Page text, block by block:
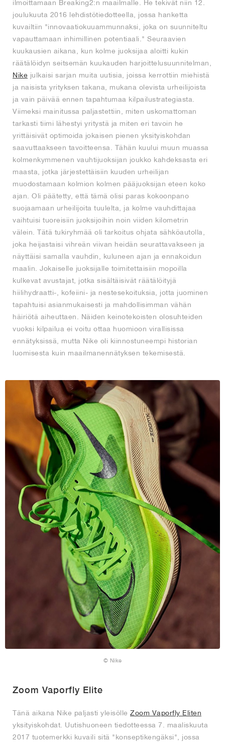
ilmoittamaan Breaking2:n maailmalle. He tekivät niin 12.
joulukuuta 2016 lehdistötiedotteella, jossa hanketta
kuvailtiin "innovaatiokuuammunnaksi, joka on suunniteltu
vapauttamaan inhimillinen potentiaali." Seuraavien
kuukausien aikana, kun kolme juoksijaa aloitti kukin
räätälöidyn seitsemän kuukauden harjoittelusuunnitelman,
Nike julkaisi sarjan muita uutisia, joissa kerrottiin miehistä
ja naisista yrityksen takana, mukana olevista urheilijoista
ja vain päivää ennen tapahtumaa kilpailustrategiasta.
Viimeksi mainitussa paljastettiin, miten uskomattoman
tarkasti tiimi lähestyi yritystä ja miten eri tavoin he
yrittäisivät optimoida jokaisen pienen yksityiskohdan
saavuttaakseen tavoitteensa. Tähän kuului muun muassa
kolmenkymmenen vauhtijuoksijan joukko kahdeksasta eri
maasta, jotka järjestettäisiin kuuden urheilijan
muodostamaan kolmion kolmen pääjuoksijan eteen koko
ajan. Oli päätetty, että tämä olisi paras kokoonpano
suojaamaan urheilijoita tuulelta, ja kolme vauhdittajaa
vaihtuisi tuoreisiin juoksijoihin noin viiden kilometrin
välein. Tätä tukiryhmää oli tarkoitus ohjata sähköautolla,
joka heijastaisi vihreän viivan heidän seurattavakseen ja
näyttäisi samalla vauhdin, kuluneen ajan ja ennakoidun
maalin. Jokaiselle juoksijalle toimitettaisiin mopoilla
kulkevat avustajat, jotka sisältäisivät räätälöityjä
hiilihydraatti-, kofeiini- ja nestesekoituksia, jotta juominen
tapahtuisi asianmukaisesti ja mahdollisimman vähän
häiriötä aiheuttaen. Näiden keinotekoisten olosuhteiden
vuoksi kilpailua ei voitu ottaa huomioon virallisissa
ennätyksissä, mutta Nike oli kiinnostuneempi historian
luomisesta kuin maailmanennätyksen tekemisestä.
© Nike
Zoom Vaporfly Elite
Tänä aikana Nike paljasti yleisölle Zoom Vaporfly Eliten
yksityiskohdat. Uutishuoneen tiedotteessa 7. maaliskuuta
2017 tuotemerkki kuvaili sitä "konseptikengäksi", jossa